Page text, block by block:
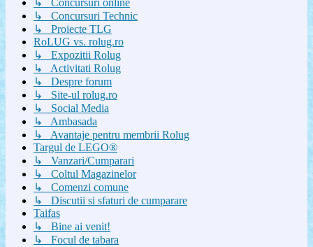
↳ Concursuri online
↳ Concursuri Technic
↳ Proiecte TLG
RoLUG vs. rolug.ro
↳ Expozitii Rolug
↳ Activitati Rolug
↳ Despre forum
↳ Site-ul rolug.ro
↳ Social Media
↳ Ambasada
↳ Avantaje pentru membrii Rolug
Targul de LEGO®
↳ Vanzari/Cumparari
↳ Coltul Magazinelor
↳ Comenzi comune
↳ Discutii si sfaturi de cumparare
Taifas
↳ Bine ai venit!
↳ Focul de tabara